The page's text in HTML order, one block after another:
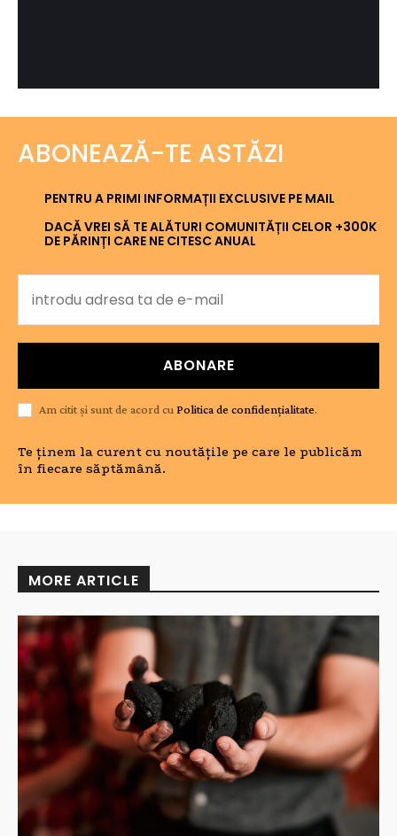
ABONEAZĂ-TE ASTĂZI
PENTRU A PRIMI INFORMAȚII EXCLUSIVE PE MAIL
DACĂ VREI SĂ TE ALĂTURI COMUNITĂȚII CELOR +300K
DE PĂRINȚI CARE NE CITESC ANUAL
ABONARE
Am citit și sunt de acord cuPolitica de confidențialitate.
Te ținem la curent cu noutățile pe care le publicăm
în fiecare săptămână.
MORE ARTICLE